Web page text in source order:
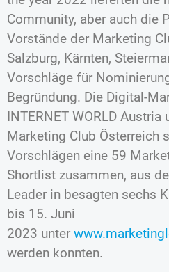
Community, aber auch die
Vorstände der Marketing
Salzburg, Kärnten,
Vorschläge für
Begründung. Die Digital-
INTERNET WORLD
Marketing Club Österreich
Vorschlägen eine 59
Shortlist zusammen, aus
Leader in besagten sechs
bis 15. Juni
2023 unter
werden konnten.